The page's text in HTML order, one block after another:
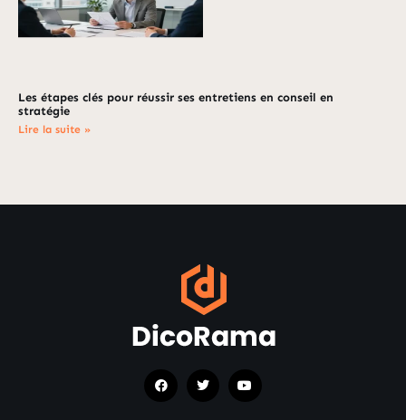
Les étapes clés pour réussir ses entretiens en conseil en
stratégie
Lire la suite »